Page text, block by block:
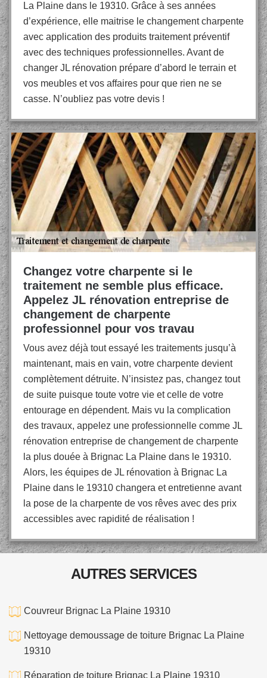
La Plaine dans le 19310. Grâce à ses années
d’expérience, elle maitrise le changement charpente
avec application des produits traitement préventif
avec des techniques professionnelles. Avant de
changer JL rénovation prépare d’abord le terrain et
vos meubles et vos affaires pour que rien ne se
casse. N’oubliez pas votre devis !
Changez votre charpente si le
traitement ne semble plus efficace.
Appelez JL rénovation entreprise de
changement de charpente
professionnel pour vos travau
Vous avez déjà tout essayé les traitements jusqu’à
maintenant, mais en vain, votre charpente devient
complètement détruite. N’insistez pas, changez tout
de suite puisque toute votre vie et celle de votre
entourage en dépendent. Mais vu la complication
des travaux, appelez une professionnelle comme JL
rénovation entreprise de changement de charpente
la plus douée à Brignac La Plaine dans le 19310.
Alors, les équipes de JL rénovation à Brignac La
Plaine dans le 19310 changera et entretienne avant
la pose de la charpente de vos rêves avec des prix
accessibles avec rapidité de réalisation !
AUTRES SERVICES
Couvreur Brignac La Plaine 19310
Nettoyage demoussage de toiture Brignac La Plaine
19310
Réparation de toiture Brignac La Plaine 19310